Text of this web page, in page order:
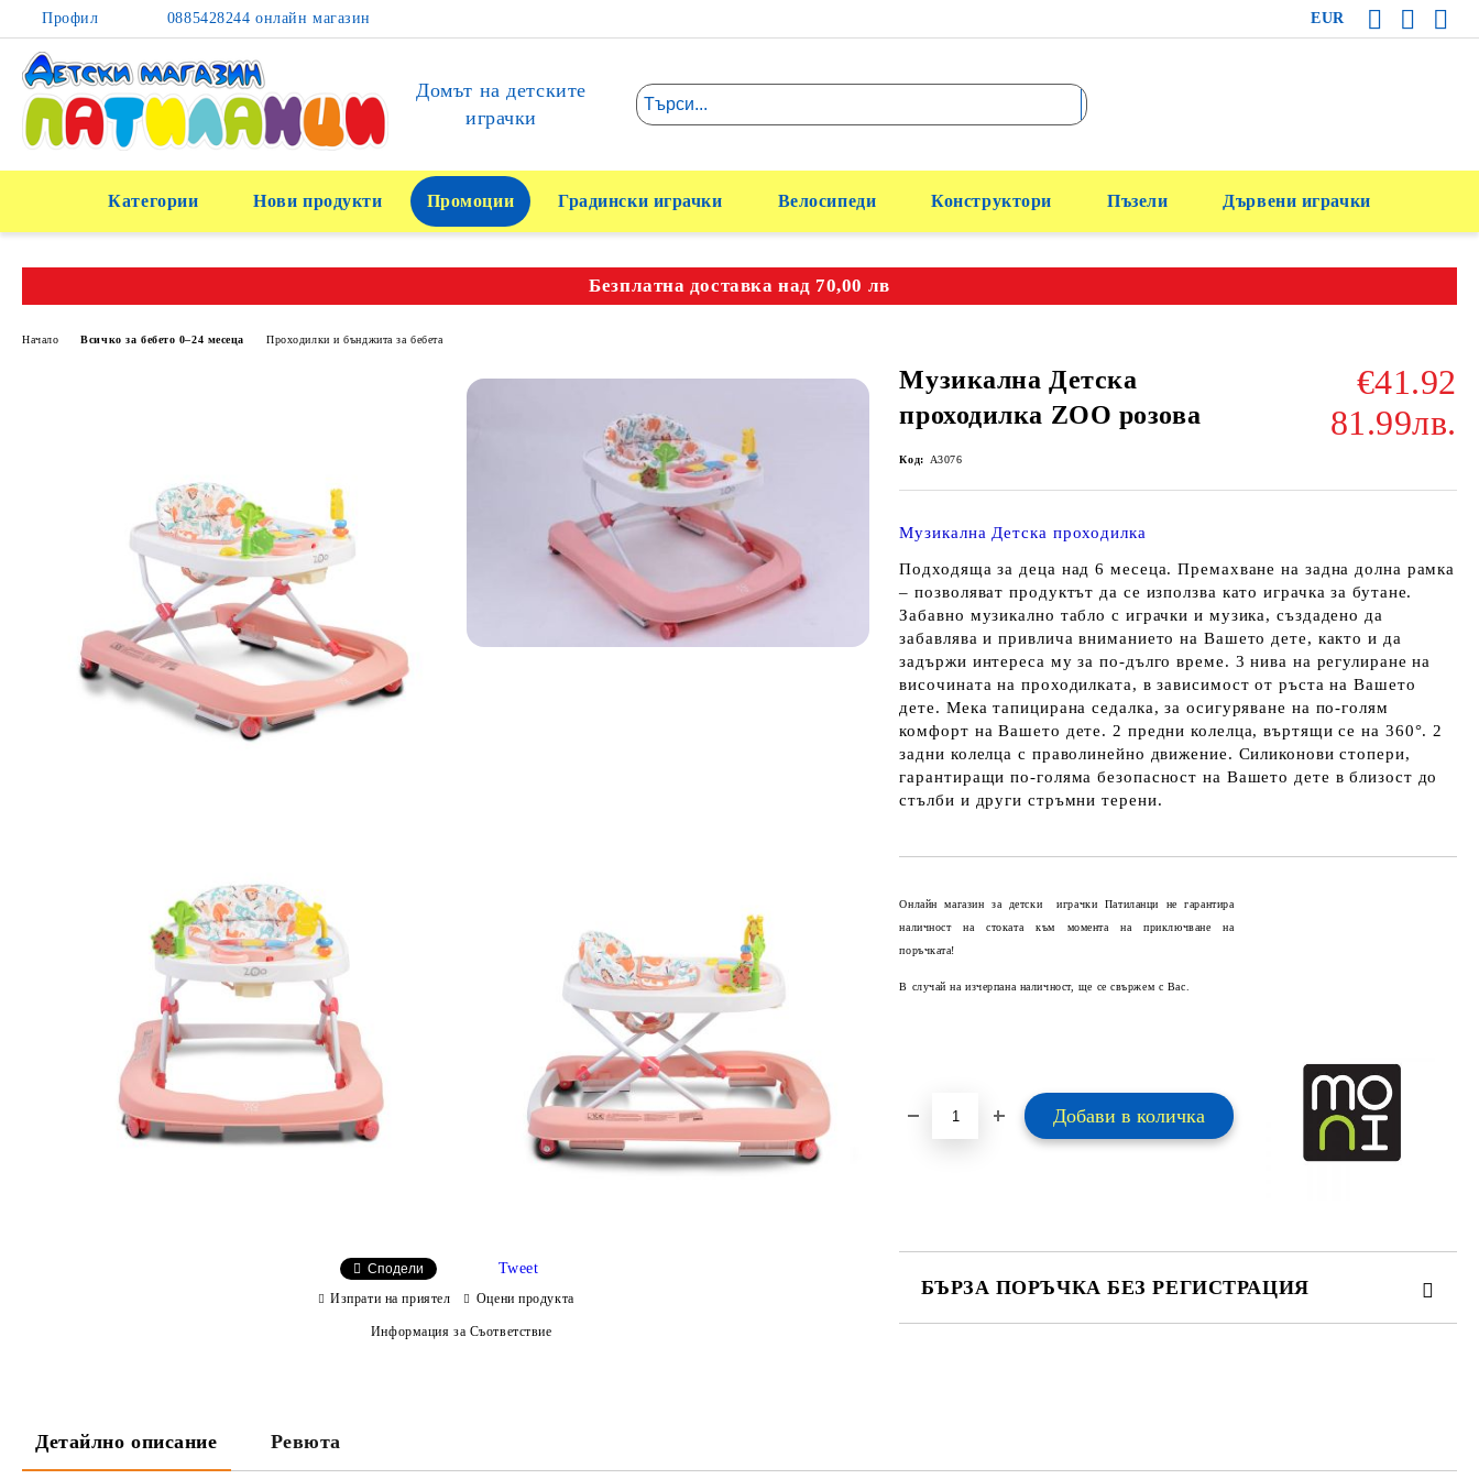
Профил 0885428244 онлайн магазин EUR
Домът на детските
играчки
Категории Нови продукти Промоции Градински играчки Велосипеди Конструктори Пъзели Дървени играчки
Безплатна доставка над 70,00 лв
Начало Всичко за бебето 0–24 месеца Проходилки и бънджита за бебета
Музикална Детска
проходилка ZOO розова
€41.92
81.99лв.
Код: A3076
Музикална Детска проходилка
Подходяща за деца над 6 месеца. Премахване на задна долна рамка
– позволяват продуктът да се използва като играчка за бутанe.
Забавно музикално табло с играчки и музика, създадено да
забавлява и привлича вниманието на Вашето дете, както и да
задържи интереса му за по-дълго време. 3 нива на регулиране на
височината на проходилката, в зависимост от ръста на Вашето
дете. Мека тапицирана седалка, за осигуряване на по-голям
комфорт на Вашето дете. 2 предни колелца, въртящи се на 360°. 2
задни колелца с праволинейно движение. Силиконови стопери,
гарантиращи по-голяма безопасност на Вашето дете в близост до
стълби и други стръмни терени.
Онлайн магазин за детски играчки Патиланци не гарантира
наличност на стоката към момента на приключване на
поръчката!
В случай на изчерпана наличност, ще се свържем с Вас.
БЪРЗА ПОРЪЧКА БЕЗ РЕГИСТРАЦИЯ
Сподели Tweet
Изпрати на приятел Оцени продукта
Информация за Съответствие
Детайлно описание Ревюта